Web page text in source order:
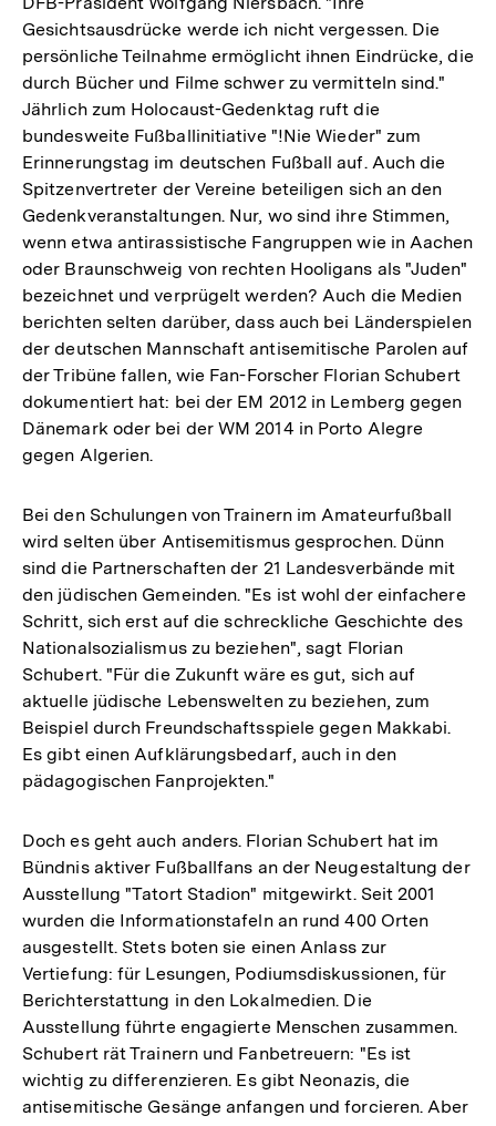
Gesichtsausdrücke werde ich nicht vergessen. Die
persönliche Teilnahme ermöglicht ihnen Eindrücke, die
durch Bücher und Filme schwer zu vermitteln sind."
Jährlich zum Holocaust-Gedenktag ruft die
bundesweite Fußballinitiative "!Nie Wieder" zum
Erinnerungstag im deutschen Fußball auf. Auch die
Spitzenvertreter der Vereine beteiligen sich an den
Gedenkveranstaltungen. Nur, wo sind ihre Stimmen,
wenn etwa antirassistische Fangruppen wie in Aachen
oder Braunschweig von rechten Hooligans als "Juden"
bezeichnet und verprügelt werden? Auch die Medien
berichten selten darüber, dass auch bei Länderspielen
der deutschen Mannschaft antisemitische Parolen auf
der Tribüne fallen, wie Fan-Forscher Florian Schubert
dokumentiert hat: bei der EM 2012 in Lemberg gegen
Dänemark oder bei der WM 2014 in Porto Alegre
gegen Algerien.
Bei den Schulungen von Trainern im Amateurfußball
wird selten über Antisemitismus gesprochen. Dünn
sind die Partnerschaften der 21 Landesverbände mit
den jüdischen Gemeinden. "Es ist wohl der einfachere
Schritt, sich erst auf die schreckliche Geschichte des
Nationalsozialismus zu beziehen", sagt Florian
Schubert. "Für die Zukunft wäre es gut, sich auf
aktuelle jüdische Lebenswelten zu beziehen, zum
Beispiel durch Freundschaftsspiele gegen Makkabi.
Es gibt einen Aufklärungsbedarf, auch in den
pädagogischen Fanprojekten."
Doch es geht auch anders. Florian Schubert hat im
Bündnis aktiver Fußballfans an der Neugestaltung der
Ausstellung "Tatort Stadion" mitgewirkt. Seit 2001
wurden die Informationstafeln an rund 400 Orten
ausgestellt. Stets boten sie einen Anlass zur
Vertiefung: für Lesungen, Podiumsdiskussionen, für
Berichterstattung in den Lokalmedien. Die
Ausstellung führte engagierte Menschen zusammen.
Schubert rät Trainern und Fanbetreuern: "Es ist
wichtig zu differenzieren. Es gibt Neonazis, die
antisemitische Gesänge anfangen und forcieren. Aber